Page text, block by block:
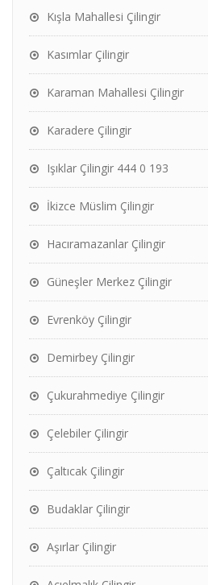
Kışla Mahallesi Çilingir
Kasımlar Çilingir
Karaman Mahallesi Çilingir
Karadere Çilingir
Işıklar Çilingir 444 0 193
İkizce Müslim Çilingir
Hacıramazanlar Çilingir
Güneşler Merkez Çilingir
Evrenköy Çilingir
Demirbey Çilingir
Çukurahmediye Çilingir
Çelebiler Çilingir
Çaltıcak Çilingir
Budaklar Çilingir
Aşırlar Çilingir